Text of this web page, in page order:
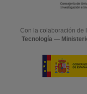
Con la colaboración de
Tecnología —